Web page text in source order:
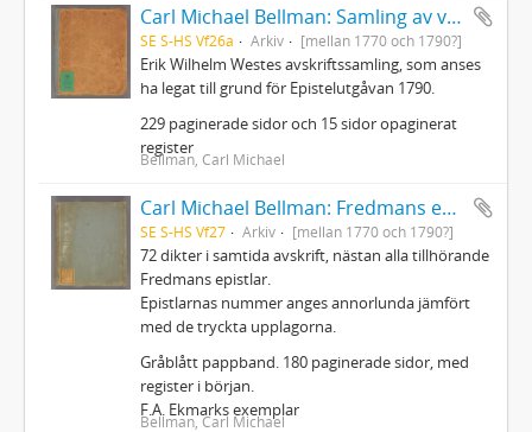
Carl Michael Bellman: Samling av visor och mindre poemer
SE S-HS Vf26a Arkiv [mellan 1770 och 1790?]
Erik Wilhelm Westes avskriftssamling, som anses
ha legat till grund för Epistelutgåvan 1790.
229 paginerade sidor och 15 sidor opaginerat
register
Bellman, Carl Michael
Carl Michael Bellman: Fredmans epistlar m.m.
SE S-HS Vf27 Arkiv [mellan 1770 och 1790?]
72 dikter i samtida avskrift, nästan alla tillhörande
Fredmans epistlar.
Epistlarnas nummer anges annorlunda jämfört
med de tryckta upplagorna.
Gråblått pappband. 180 paginerade sidor, med
register i början.
F.A. Ekmarks exemplar
Bellman, Carl Michael